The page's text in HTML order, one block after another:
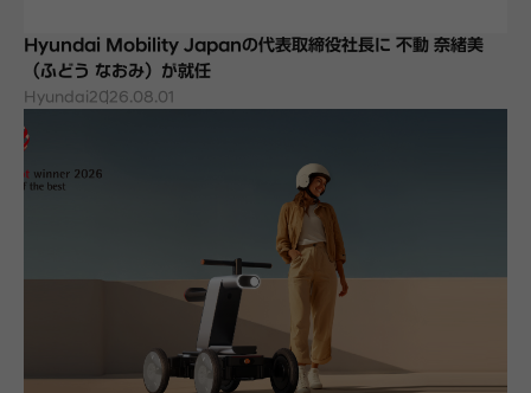
Hyundai Mobility Japanの代表取締役社長に 不動 奈緒美
（ふどう なおみ）が就任
Hyundai2026.08.01